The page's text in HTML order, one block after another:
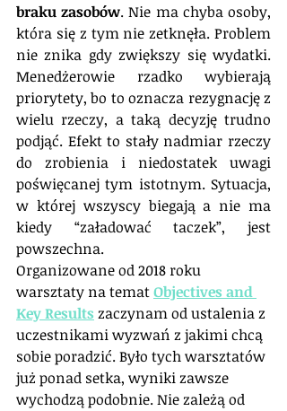
braku zasobów. Nie ma chyba osoby,
która się z tym nie zetknęła. Problem
nie znika gdy zwiększy się wydatki.
Menedżerowie rzadko wybierają
priorytety, bo to oznacza rezygnację z
wielu rzeczy, a taką decyzję trudno
podjąć. Efekt to stały nadmiar rzeczy
do zrobienia i niedostatek uwagi
poświęcanej tym istotnym. Sytuacja,
w której wszyscy biegają a nie ma
kiedy “załadować taczek”, jest
powszechna.
Organizowane od 2018 roku
warsztaty na temat Objectives and
Key Results zaczynam od ustalenia z
uczestnikami wyzwań z jakimi chcą
sobie poradzić. Było tych warsztatów
już ponad setka, wyniki zawsze
wychodzą podobnie. Nie zależą od